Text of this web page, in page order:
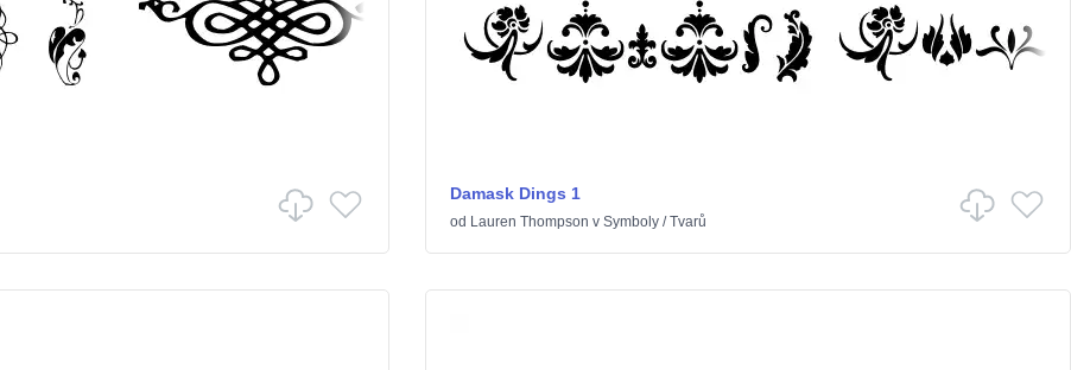
Damask Dings 1
od Lauren Thompson v Symboly/Tvarů